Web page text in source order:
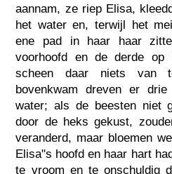
aannam, ze riep Elisa,
het water en, terwijl het
ene pad in haar haar
voorhoofd en de derde op
scheen daar niets van
bovenkwam dreven er
water; als de beesten niet
door de heks gekust,
veranderd, maar bloemen
Elisa"s hoofd en haar hart
te vroom en te onschuldig